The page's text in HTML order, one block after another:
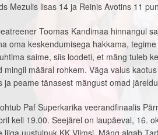
Mezulis lisas 14 ja Reinis Avotins 11
Toomas Kandimaa hinnangul
oma keskendumisega hakkama,
saime, siis loodeti, et mäng tuleb
mingil määral rohkem. Väga valus
peame tänasest mängust omad
Paf Superkarika veerandfinaalis
kell 19.00. Seejärel on laupäeval, 16.
uustulnuk KK Viimsi. Mäng algab